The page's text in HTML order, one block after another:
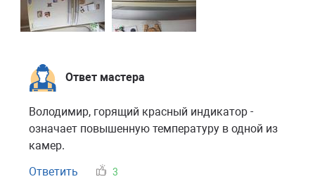
Ответ мастера
Володимир, горящий красный индикатор -
означает повышенную температуру в одной из
камер.
Ответить
3